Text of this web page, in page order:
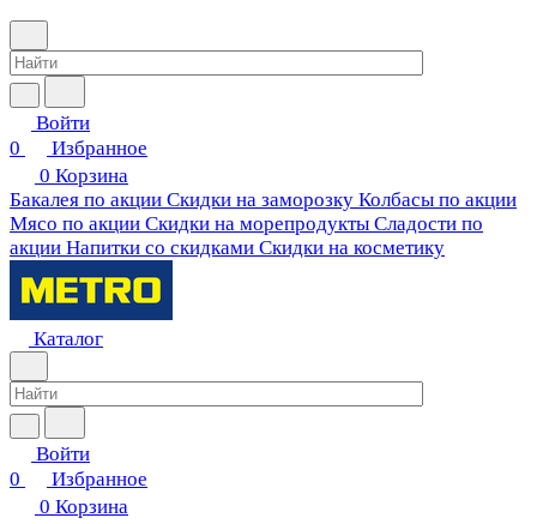
Войти
0
Избранное
0 Корзина
Бакалея по акции Скидки на заморозку Колбасы по акции
Мясо по акции Скидки на морепродукты Сладости по
акции Напитки со скидками Скидки на косметику
Каталог
Войти
0
Избранное
0 Корзина